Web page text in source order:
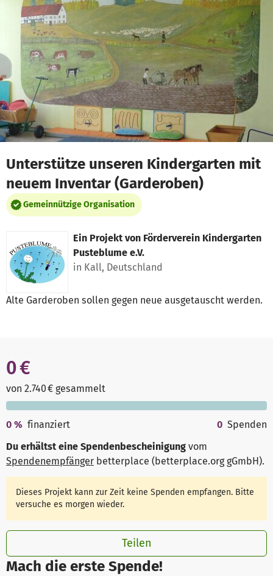
Zum Hauptinhalt springen
Erklärung zur Barrierefreiheit anzeigen
Unterstütze unseren Kindergarten mit
neuem Inventar (Garderoben)
Gemeinnützige Organisation
Ein Projekt von Förderverein Kindergarten
Pusteblume e.V.
in Kall, Deutschland
Alte Garderoben sollen gegen neue ausgetauscht werden.
Mach die erste Spende!
0 €
von 2.740 € gesammelt
0 % finanziert 0 Spenden
Du erhältst eine Spendenbescheinigung vom
Spendenempfänger betterplace (betterplace.org gGmbH).
Dieses Projekt kann zur Zeit keine Spenden empfangen. Bitte
versuche es morgen wieder.
Teilen